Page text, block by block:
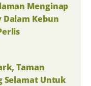
Menginap
Dalam Kebun
Taman
Selamat Untuk